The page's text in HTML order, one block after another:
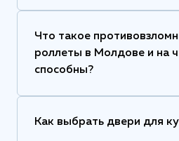
Что такое
роллеты в Молдове и на
способны?
Как выбрать двери для